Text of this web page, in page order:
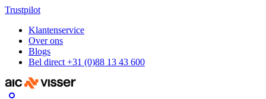
Trustpilot
Klantenservice
Over ons
Blogs
Bel direct +31 (0)88 13 43 600